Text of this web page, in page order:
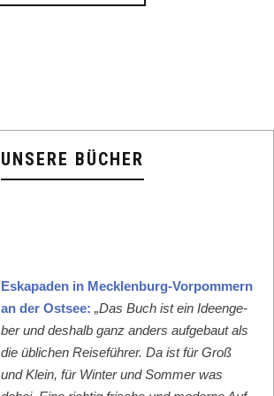
UNSERE BÜCHER
Eska­paden in Meck­len­burg-Vor­pom­mern
an der Ost­see: „Das Buch ist ein Ideenge­
ber und deshalb ganz anders aufge­baut als
die üblichen Reise­führer. Da ist für Groß
und Klein, für Win­ter und Som­mer was